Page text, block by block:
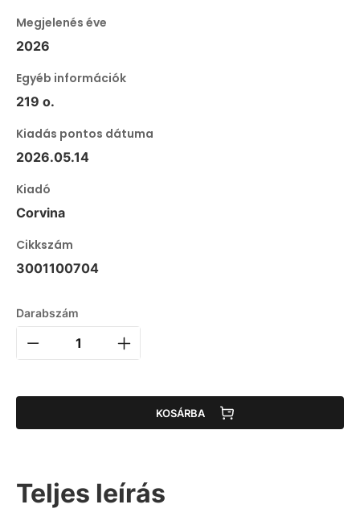
Megjelenés éve
2026
Egyéb információk
219 o.
Kiadás pontos dátuma
2026.05.14
Kiadó
Corvina
Cikkszám
3001100704
Darabszám
KOSÁRBA
Teljes leírás